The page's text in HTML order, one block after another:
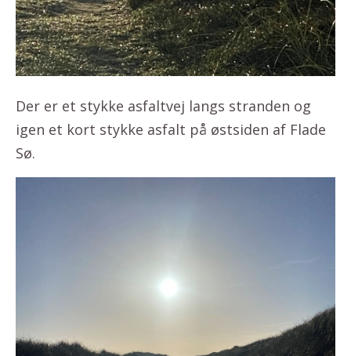
Der er et stykke asfaltvej langs stranden og
igen et kort stykke asfalt på østsiden af Flade
Sø.